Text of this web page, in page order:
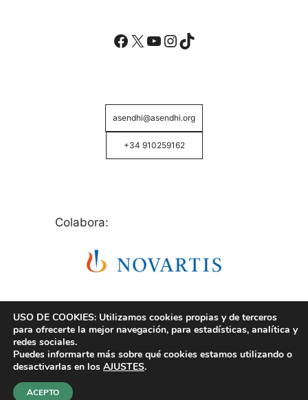
Facebook
X YouTube
Instagram
TikTok
asendhi@asendhi.org
+34 910259162
Colabora:
© Copyright 2026 ASENDHI - Asociación de Enfermos
USO DE COOKIES: Utilizamos cookies propias y de terceros
para ofrecerte la mejor navegación, para estadísticas, analítica y
redes sociales.
Puedes informarte más sobre qué cookies estamos utilizando o
desactivarlas en los AJUSTES.
ACEPTO